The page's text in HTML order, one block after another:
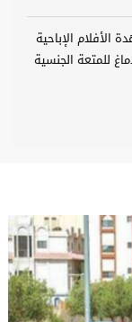
الأفلام الإباحية
للمتعة الجنسية